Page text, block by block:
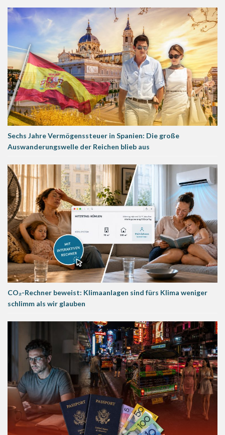
Sechs Jahre Vermögenssteuer in Spanien: Die große
Auswanderungswelle der Reichen blieb aus
CO₂-Rechner beweist: Klimaanlagen sind fürs Klima weniger
schlimm als wir glauben